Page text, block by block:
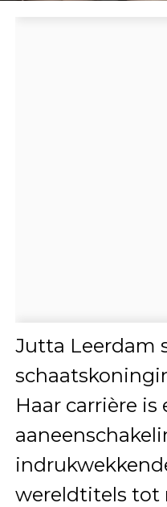
Jutta Leerdam
Haar carrière is
wereldtitels tot